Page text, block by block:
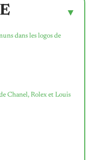
dans les logos de
Chanel, Rolex et Louis